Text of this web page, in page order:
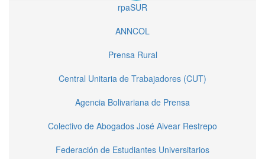
rpaSUR
ANNCOL
Prensa Rural
Central Unitaria de Trabajadores (CUT)
Agencia Bolivariana de Prensa
Colectivo de Abogados José Alvear Restrepo
Federación de Estudiantes Universitarios